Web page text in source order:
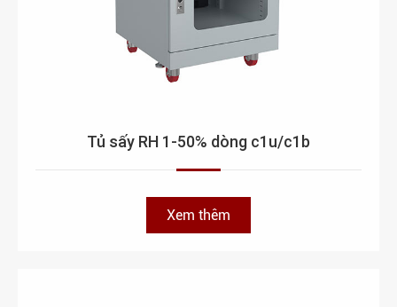
Tủ sấy RH 1-50% dòng c1u/c1b
Xem thêm